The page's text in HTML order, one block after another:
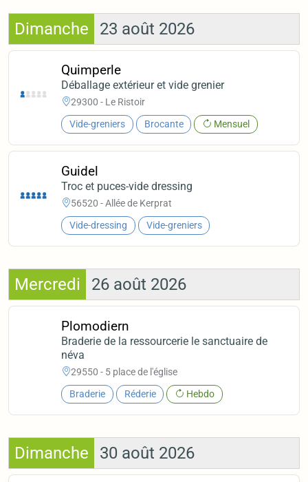
Dimanche 23 août 2026
Quimperle
Déballage extérieur et vide grenier
29300 - Le Ristoir
Vide-greniers Brocante Mensuel
Guidel
Troc et puces-vide dressing
56520 - Allée de Kerprat
Vide-dressing Vide-greniers
Mercredi 26 août 2026
Plomodiern
Braderie de la ressourcerie le sanctuaire de
néva
29550 - 5 place de l'église
Braderie Réderie Hebdo
Dimanche 30 août 2026